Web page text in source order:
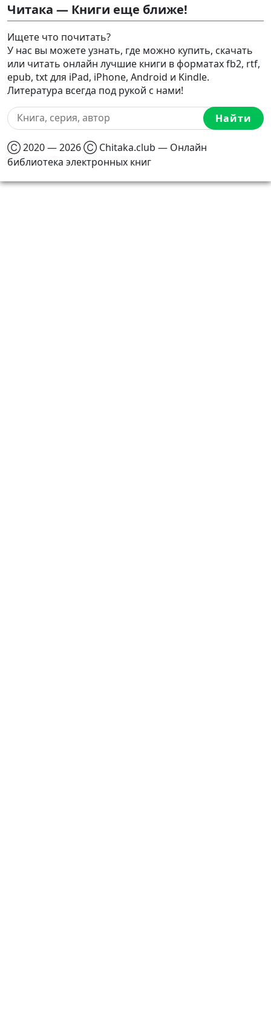
Читака — Книги еще ближе!
Ищете что почитать?
У нас вы можете узнать, где можно купить, скачать
или читать онлайн лучшие книги в форматах fb2, rtf,
epub, txt для iPad, iPhone, Android и Kindle.
Литература всегда под рукой с нами!
Найти
Ⓒ 2020 — 2026 Ⓒ Chitaka.club — Онлайн
библиотека электронных книг